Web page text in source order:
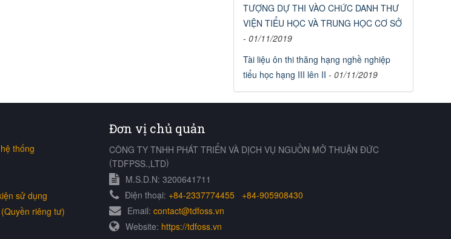
TƯỢNG DỰ THI VÀO CHỨC DANH THƯ
VIỆN TIỂU HỌC VÀ TRUNG HỌC CƠ SỞ
- 01/11/2019
Tài liệu ôn thi thăng hạng nghề nghiệp
tiểu học hạng III lên II - 01/11/2019
thống
sử dụng
riêng tư)
Đơn vị chủ quản
CÔNG TY TNHH PHÁT TRIỂN VÀ DỊCH VỤ NGUỒN MỞ THUẬN ĐỨC
(TDFPSS.,LTD)
M.S.D.N: 3200641711
Điện thoại: +84-2337774455
+84-905908430
Email:contact@tdfoss.vn
Website: https://tdfoss.vn